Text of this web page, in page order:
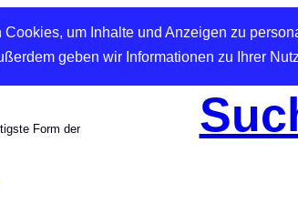
Cookies, um Inhalte und Anzeigen zu
geben wir Informationen zu Ihrer
Form der